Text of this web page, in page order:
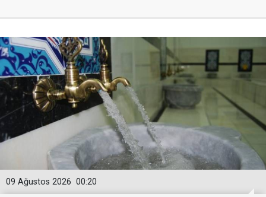
00:20
09 Ağustos 2026